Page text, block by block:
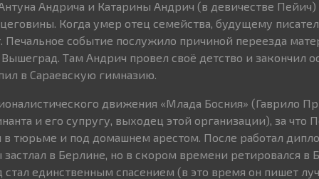
Андрича и Катарины Андрич (в девичестве
Когда умер отец семейства, будущему
Печальное событие послужило причиной переезда
Там Андрич провел своё детство и закончил
в Сараевскую гимназию.
движения «Млада Босния» (Гаврило
и его супругу, выходец этой организации), за что
тюрьме и под домашнем арестом. После работал
в Берлине, но в скором времени ретировался в
стал единственным спасением (в это время он пишет